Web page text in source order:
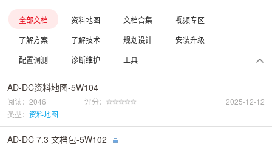
全部文档 资料地图 文档合集
视频专区
了解方案
了解技术 规划设计
安装升级
配置调测
诊断维护 工具
AD-DC资料地图-5W104
阅读：2046 评分：
2025-12-12
类型： 资料地图
AD-DC 7.3 文档包-5W102